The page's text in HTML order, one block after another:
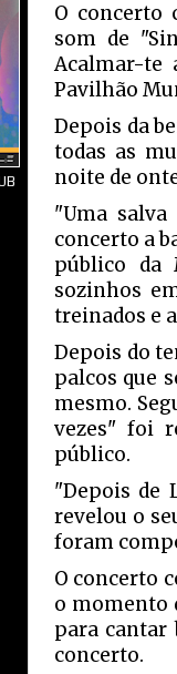
O concerto
som de
Acalmar-te
Pavilhão
Depois da
todas as
noite de
"Uma
concerto a
público da
sozinhos
treinados e
Depois do
palcos que
mesmo.
vezes" foi
público.
"Depois de
revelou o
foram
O concerto
o momento
para cantar
concerto.